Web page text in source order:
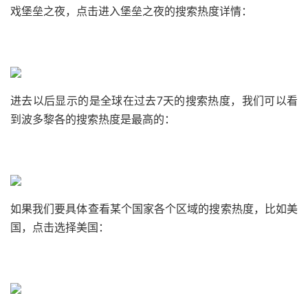
戏堡垒之夜，点击进入堡垒之夜的搜索热度详情：
进去以后显示的是全球在过去7天的搜索热度，我们可以看
到波多黎各的搜索热度是最高的：
如果我们要具体查看某个国家各个区域的搜索热度，比如美
国，点击选择美国：